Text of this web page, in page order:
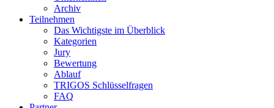
Archiv
Teilnehmen
Das Wichtigste im Überblick
Kategorien
Jury
Bewertung
Ablauf
TRIGOS Schlüsselfragen
FAQ